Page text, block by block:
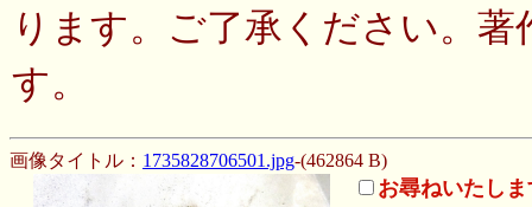
ります。ご了承ください。
す。
画像タイトル： 1735828706501.jpg-(462864 B)
お尋ねいたしま